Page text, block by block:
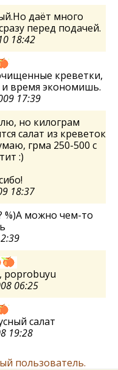
даёт много
перед подачей.
18:42
креветки,
и время экономишь.
17:39
но килограм
салат из креветок
грма 250-500 с
:)
18:37
%)А можно чем-то
poprobuyu
06:25
салат
19:28
пользователь.